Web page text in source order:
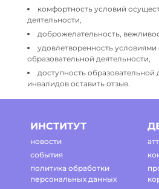
комфортность условий
деятельности,
доброжелательность,
удовлетворенность
образовательной деятельности,
доступность образовательной
инвалидов оставить отзыв.
ИНСТИТУТ
новости
события
политика обработки
персональных данных